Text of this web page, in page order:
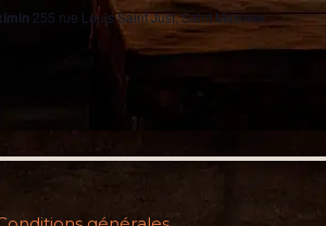
255 rue Louis Saint Just, Saint Maximin